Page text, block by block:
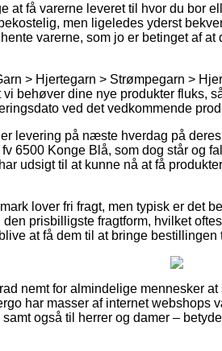
at få varerne leveret til hvor du bor
men ligeledes yderst
varerne, som jo er betinget af at
> Hjertegarn > Strømpegarn >
behøver dine nye produkter fluks,
ved det vedkommende
levering på næste hverdag på
6500 Konge Blå, som dog står og
udsigt til at kunne nå at få
lover fri fragt, men typisk er det
den prisbilligste fragtform, hvilket
at få dem til at bringe bestillingen
nemt for almindelige mennesker
har masser af internet
også til herrer og damer –